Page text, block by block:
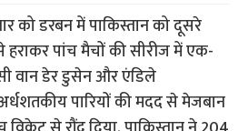
को डरबन में पाकिस्तान को दूसरे
पांच मैचों की सीरीज में एक-
वान डेर डुसेन और एंडिले
पारियों की मदद से मेजबान